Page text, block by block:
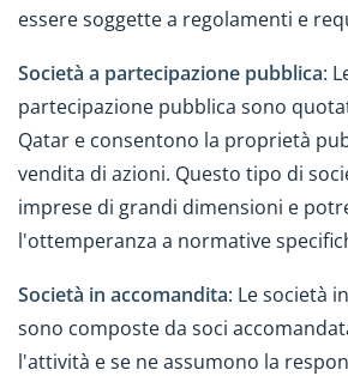
essere soggette a regolamenti e
Società a partecipazione pubblica:
partecipazione pubblica sono
Qatar e consentono la proprietà
vendita di azioni. Questo tipo di
imprese di grandi dimensioni e
l'ottemperanza a normative
Società in accomandita: Le società
sono composte da soci
l'attività e se ne assumono la